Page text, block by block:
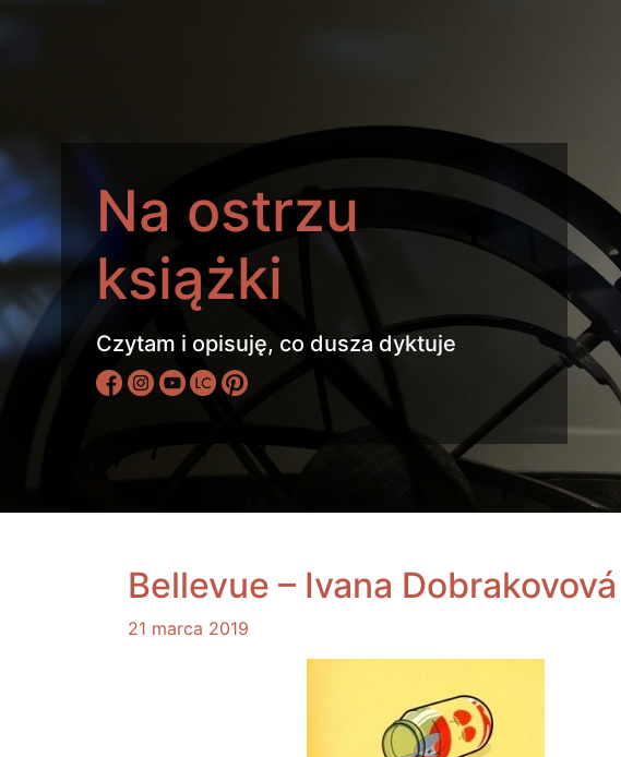
Na ostrzu
książki
Czytam i opisuję, co dusza dyktuje
Bellevue – Ivana Dobrakovová
21 marca 2019